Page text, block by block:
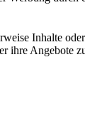
Inhalte
ihre Angebote